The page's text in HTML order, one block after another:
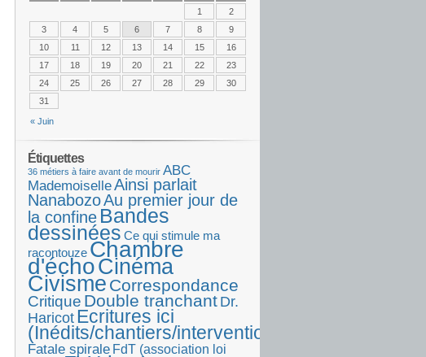
« Juin
1
2
3
4 5 6 7 8
9
10
11 12 13 14 15
16
17
18 19 20 21 22
23
24
25 26 27 28 29
30
31
Étiquettes
36 métiers à faire avant de mourir ABC
MademoiselleAinsi parlait
NanabozoAu premier jour de
la confine Bandes
dessinées Ce qui stimule ma
racontouze Chambre
d'échoCinéma
Civisme Correspondance
Critique Double tranchant Dr.
Haricot Ecritures ici
(Inédits/chantiers/interventions)
Fatale spirale FdT (association loi